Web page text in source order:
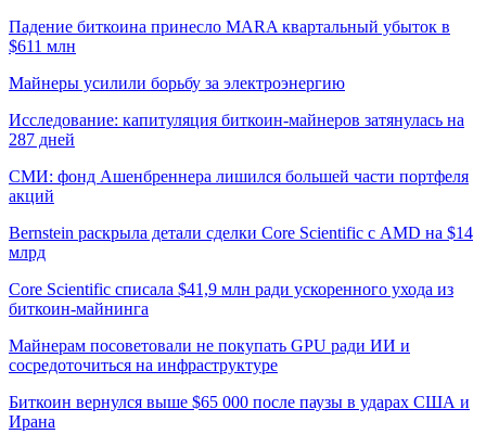
Падение биткоина принесло MARA квартальный убыток в
$611 млн
Майнеры усилили борьбу за электроэнергию
Исследование: капитуляция биткоин-майнеров затянулась на
287 дней
СМИ: фонд Ашенбреннера лишился большей части портфеля
акций
Bernstein раскрыла детали сделки Core Scientific с AMD на $14
млрд
Core Scientific списала $41,9 млн ради ускоренного ухода из
биткоин-майнинга
Майнерам посоветовали не покупать GPU ради ИИ и
сосредоточиться на инфраструктуре
Биткоин вернулся выше $65 000 после паузы в ударах США и
Ирана